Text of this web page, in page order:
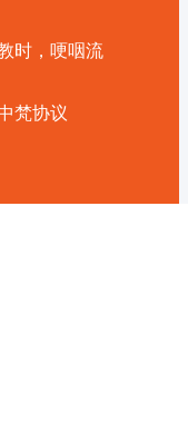
时，哽咽流
梵协议